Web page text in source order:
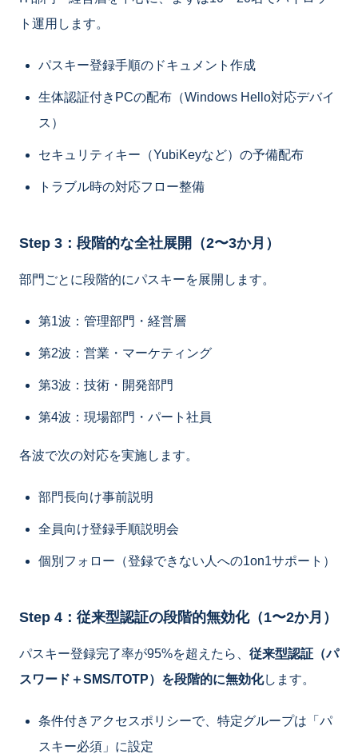
ト運用します。
パスキー登録手順のドキュメント作成
生体認証付きPCの配布（Windows Hello対応デバイ
ス）
セキュリティキー（YubiKeyなど）の予備配布
トラブル時の対応フロー整備
Step 3：段階的な全社展開（2〜3か月）
部門ごとに段階的にパスキーを展開します。
第1波：管理部門・経営層
第2波：営業・マーケティング
第3波：技術・開発部門
第4波：現場部門・パート社員
各波で次の対応を実施します。
部門長向け事前説明
全員向け登録手順説明会
個別フォロー（登録できない人への1on1サポート）
Step 4：従来型認証の段階的無効化（1〜2か月）
パスキー登録完了率が95%を超えたら、 従来型認証（パ
スワード＋SMS/TOTP）を段階的に無効化します。
条件付きアクセスポリシーで、特定グループは「パ
スキー必須」に設定